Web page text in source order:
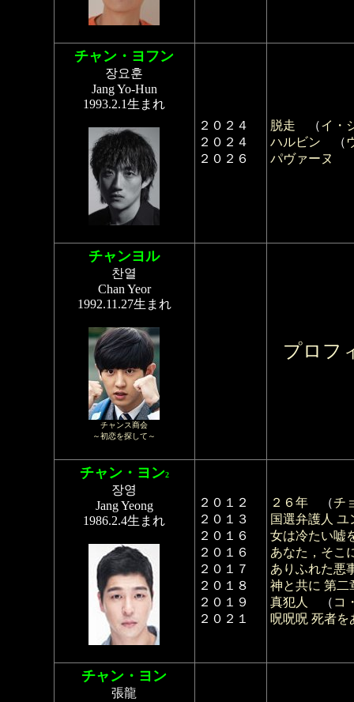
チャン・ヨフン
장요훈
Jang Yo-Hun
1993.2.1生まれ
２０２４
２０２４
２０２６
脱走 （イ・
ハルビン （
パヴァーヌ
チャンヨル
찬열
Chan Yeor
1992.11.27生まれ
チャンス商会
～初恋を探して～
プロフ
チャン・ヨン2
장영
Jang Yeong
1986.2.4生まれ
２０１２
２０１３
２０１６
２０１６
２０１７
２０１８
２０１９
２０２１
２６年 （チ
国選弁護人
女は冷たい嘘
あなた，そこ
ありふれた悪
神と共に 第二
真犯人
（ コ
呪呪呪 死者を
チャン・ヨン
張龍